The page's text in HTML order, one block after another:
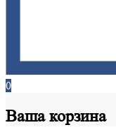
0
Вашакорзина